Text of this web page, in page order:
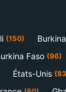
(150) Burkina
Faso (96)
États-Unis